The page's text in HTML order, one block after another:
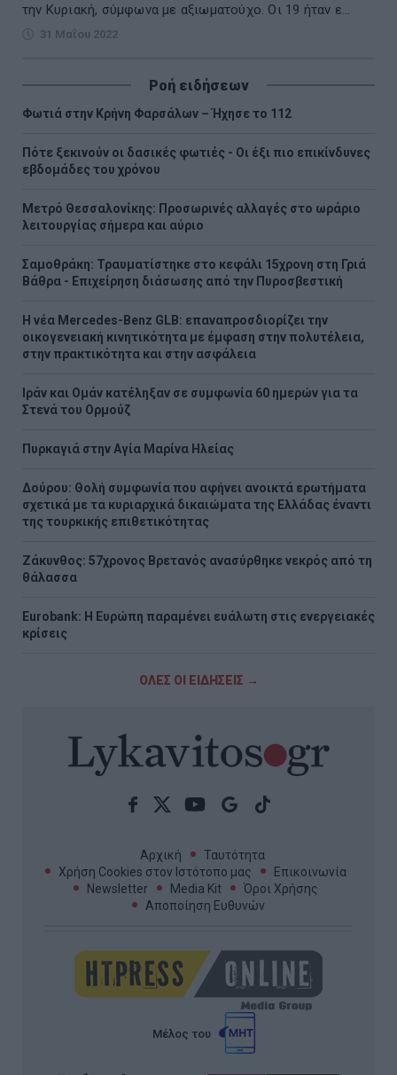
την Κυριακή, σύμφωνα με αξιωματούχο. Οι 19 ήταν ε...
31 Μαΐου 2022
Ροή ειδήσεων
Φωτιά στην Κρήνη Φαρσάλων – Ήχησε το 112
Πότε ξεκινούν οι δασικές φωτιές - Oι έξι πιο επικίνδυνες
εβδομάδες του χρόνου
Μετρό Θεσσαλονίκης: Προσωρινές αλλαγές στο ωράριο
λειτουργίας σήμερα και αύριο
Σαμοθράκη: Τραυματίστηκε στο κεφάλι 15χρονη στη Γριά
Βάθρα - Επιχείρηση διάσωσης από την Πυροσβεστική
Η νέα Mercedes-Benz GLB: επαναπροσδιορίζει την
οικογενειακή κινητικότητα με έμφαση στην πολυτέλεια,
στην πρακτικότητα και στην ασφάλεια
Ιράν και Ομάν κατέληξαν σε συμφωνία 60 ημερών για τα
Στενά του Ορμούζ
Πυρκαγιά στην Aγία Μαρίνα Ηλείας
Δούρου: Θολή συμφωνία που αφήνει ανοικτά ερωτήματα
σχετικά με τα κυριαρχικά δικαιώματα της Ελλάδας έναντι
της τουρκικής επιθετικότητας
Ζάκυνθος: 57χρονος Βρετανός ανασύρθηκε νεκρός από τη
θάλασσα
Eurobank: Η Ευρώπη παραμένει ευάλωτη στις ενεργειακές
κρίσεις
ΟΛΕΣ ΟΙ ΕΙΔΗΣΕΙΣ →
Αρχική
Ταυτότητα
Χρήση Cookies στον Ιστότοπο μας
Επικοινωνία
Newsletter
Media Kit
Όροι Χρήσης
Αποποίηση Ευθυνών
Μέλος του